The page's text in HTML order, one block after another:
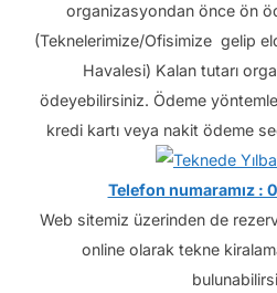
organizasyondan önce ön
(Teknelerimize/Ofisimize gelip
Havalesi) Kalan tutarı
ödeyebilirsiniz. Ödeme
kredi kartı veya nakit ödeme
Telefon numaramız :
Web sitemiz üzerinden de
online olarak tekne